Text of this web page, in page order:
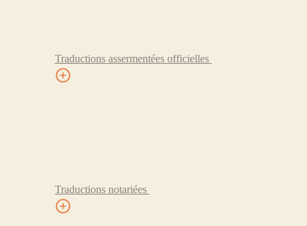
Traductions assermentées officielles
Traductions notariées